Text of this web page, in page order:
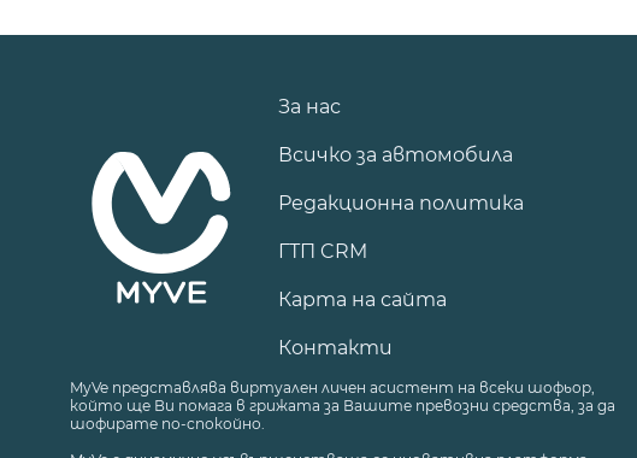
За нас
Всичко за автомобила
Редакционна политика
ГТП CRM
Карта на сайта
Контакти
MyVe представлява виртуален личен асистент на всеки шофьор,
който ще Ви помага в грижата за Вашите превозни средства, за да
шофирате по-спокойно.